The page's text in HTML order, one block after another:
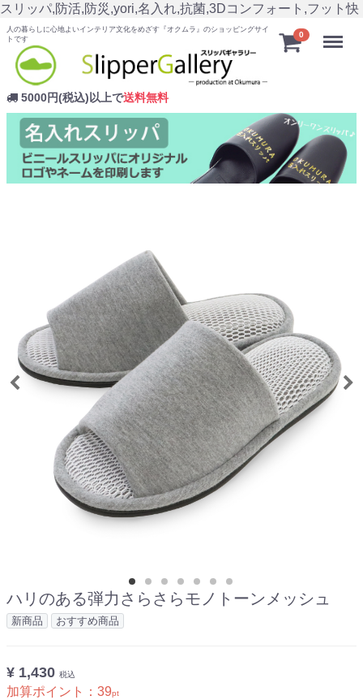
スリッパ,防活,防災,yori,名入れ,抗菌,3Dコンフォート,フット快
人の暮らしに心地よいインテリア文化をめざす『オクムラ』のショッピングサイ
トです
5000円(税込)以上で送料無料
0 Menu
ハリのある弾力さらさらモノトーンメッシュ
新商品 おすすめ商品
¥ 1,430 税込
加算ポイント： 39pt